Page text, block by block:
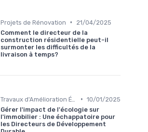
Projets de Rénovation •
21/04/2025
Comment le directeur de la
construction résidentielle peut-il
surmonter les difficultés de la
livraison à temps?
• 10/01/2025
Gérer l'impact de l'écologie sur
l'immobilier : Une échappatoire pour
les Directeurs de Développement